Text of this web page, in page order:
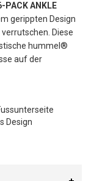
PACK ANKLE
gerippten Design
Diese
hummel®
auf der
Design